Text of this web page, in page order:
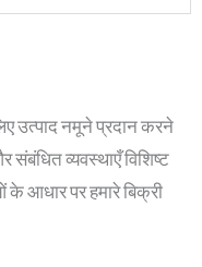
उत्पाद नमूने प्रदान करने
व्यवस्थाएँ विशिष्ट
आधार पर हमारे बिक्री